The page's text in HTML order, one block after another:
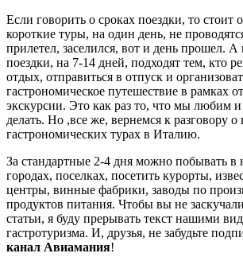
Если говорить о сроках поездки, то стоит
короткие туры, на один день, не
прилетел, заселился, вот и день прошел.
поездки, на 7-14 дней, подходят тем, кто
отдых, отправиться в отпуск и
гастрономическое путешествие в рамках
экскурсии. Это как раз то, что мы любим
делать. Но ,все же, вернемся к разговору о
гастрономических турах в Италию.
За стандартные 2-4 дня можно побывать в
городах, поселках, посетить курорты,
центры, винные фабрики, заводы по
продуктов питания. Чтобы вы не
статьи, я буду прерывать текст нашими
гастротуризма. И, друзья, не забудьте
канал Авиамания!